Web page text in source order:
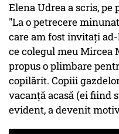
Elena Udrea a scris, pe
"La o petrecere
care am fost invitaţi
ce colegul meu Mircea
propus o plimbare
copilărit. Copiii
vacanţă acasă (ei fiind
evident, a devenit